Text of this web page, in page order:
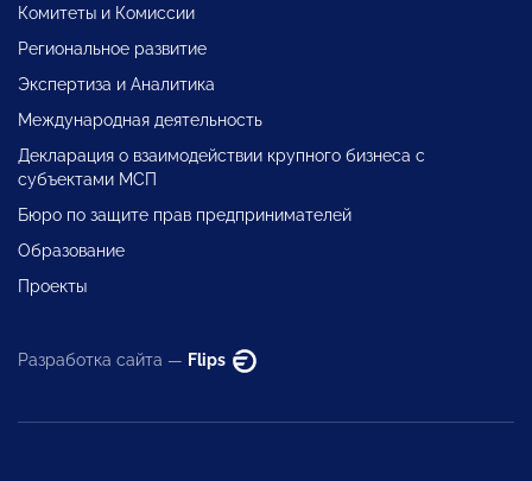
Комитеты и Комиссии
Региональное развитие
Экспертиза и Аналитика
Международная деятельность
Декларация о взаимодействии крупного бизнеса с
субъектами МСП
Бюро по защите прав предпринимателей
Образование
Проекты
Разработка сайта — Flips